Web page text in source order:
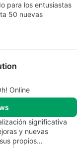
para los entusiastas
50 nuevas
Online
significativa
y nuevas
propios…